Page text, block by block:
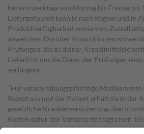
bei uns werktags von Montag bis Freitag bis
Lieferzeitpunkt kann je nach Region und in
Produktverfügbarkeit sowie vom
abweichen. Darüber hinaus können
Prüfungen, die zu deiner
Lieferfrist um die Dauer der Prüfungen
verlängern.
4Für verschreibungspflichtige
Rezept aus und der Patient erhält sie in der
gesetzliche Krankenversicherung
Kosten dafür, der Versicherte trägt einen
mit.